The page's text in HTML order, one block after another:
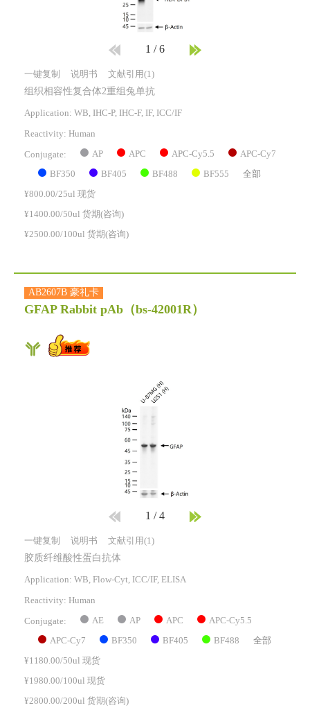
1 /6
一键复制 说明书 文献引用(1)
组织相容性复合体2重组兔单抗
Application: WB, IHC-P, IHC-F, IF, ICC/IF
Reactivity: Human
Conjugate: AP APC APC-Cy5.5 APC-Cy7
BF350 BF405 BF488 BF555 全部
¥800.00/25ul 现货
¥1400.00/50ul 货期(咨询)
¥2500.00/100ul 货期(咨询)
AB2607B 豪礼卡
GFAP Rabbit pAb （bs-42001R）
1 /4
一键复制 说明书 文献引用(1)
胶质纤维酸性蛋白抗体
Application: WB, Flow-Cyt, ICC/IF, ELISA
Reactivity: Human
Conjugate: AE AP APC APC-Cy5.5
APC-Cy7 BF350 BF405 BF488 全部
¥1180.00/50ul 现货
¥1980.00/100ul 现货
¥2800.00/200ul 货期(咨询)